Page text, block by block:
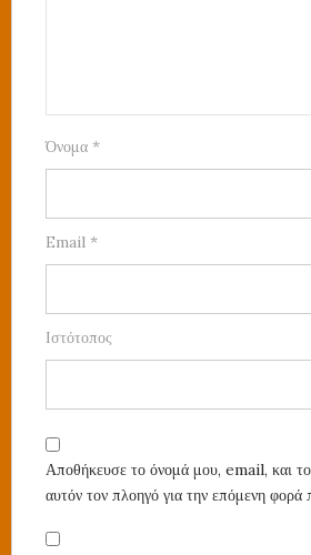
Όνομα *
Email *
Ιστότοπος
Αποθήκευσε το όνομά μου, email, και
αυτόν τον πλοηγό για την επόμενη